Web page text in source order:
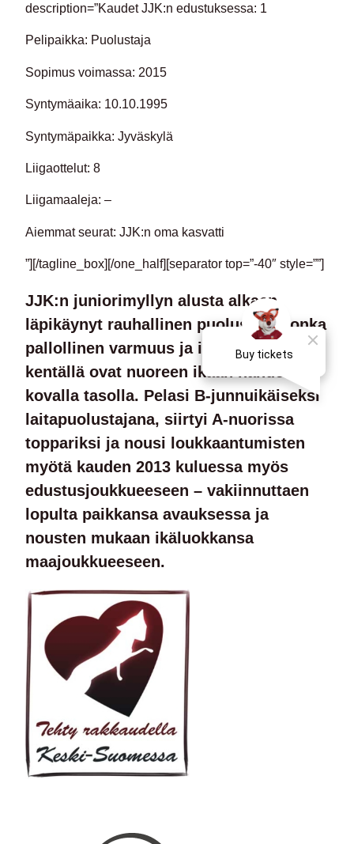
description=”Kaudet JJK:n edustuksessa: 1
Pelipaikka: Puolustaja
Sopimus voimassa: 2015
Syntymäaika: 10.10.1995
Syntymäpaikka: Jyväskylä
Liigaottelut: 8
Liigamaaleja: –
Aiemmat seurat: JJK:n oma kasvatti
”][/tagline_box][/one_half][separator top=”-40″ style=””]
JJK:n juniorimyllyn alusta alkaen
läpikäynyt rauhallinen puolustaja, jonka
pallollinen varmuus ja itseluottamus
kentällä ovat nuoreen ikään nähden
kovalla tasolla. Pelasi B-junnuikäiseksi
laitapuolustajana, siirtyi A-nuorissa
toppariksi ja nousi loukkaantumisten
myötä kauden 2013 kuluessa myös
edustusjoukkueeseen – vakiinnuttaen
lopulta paikkansa avauksessa ja
nousten mukaan ikäluokkansa
maajoukkueeseen.